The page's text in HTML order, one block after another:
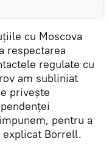
cu Moscova
respectarea
regulate cu
am subliniat
privește
pentru a
explicat Borrell.